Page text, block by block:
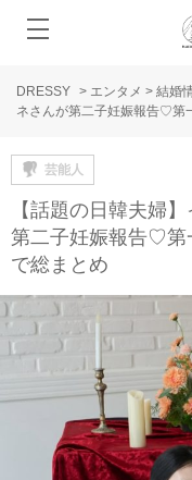
DRESSY > エンタメ > 結婚
ネさんが第二子妊娠報告♡第
芸能人
【話題の日韓夫婦
第二子妊娠報告♡第
で総まとめ